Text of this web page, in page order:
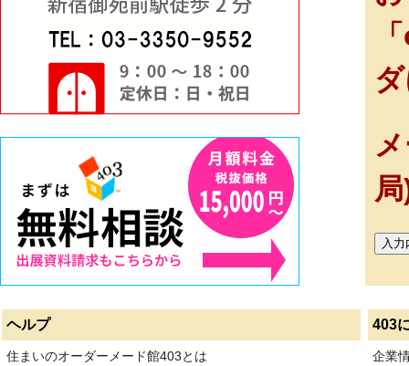
ヘルプ 403
住まいのオーダーメード館403とは
企業